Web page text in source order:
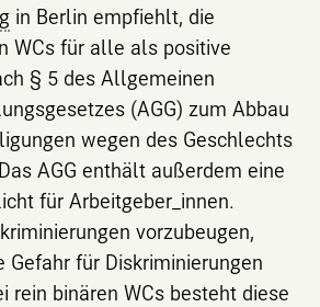
in Berlin empfiehlt, die
WCs für alle als positive
§ 5 des Allgemeinen
(AGG) zum Abbau
wegen des Geschlechts
AGG enthält außerdem eine
für Arbeitgeber_innen.
vorzubeugen,
Gefahr für Diskriminierungen
rein binären WCs besteht diese